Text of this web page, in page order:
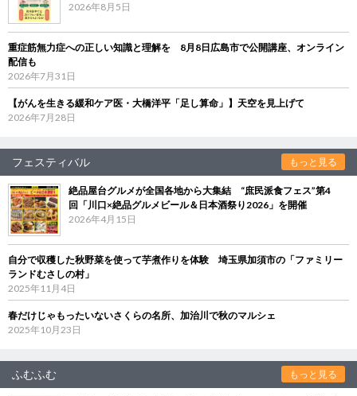
2026年8月5日
重症筋無力症への正しい知識と理解を 8月8日広島市で公開講座、オンライン
配信も
2026年7月31日
【がんを生きる緩和ケア医・大橋洋平「足し算命」】天空を見上げて
2026年7月28日
フェスティバル もっと見る
絶品屋台グルメが全国各地から大集結 “庶民派食フェス”第4
回「川口×絶品グルメビール＆日本酒祭り2026」を開催
2026年4月15日
自分で収穫した秋野菜を使って芋煮作りを体験 埼玉県加須市の「ファミリー
ランドむさしの村」
2025年11月4日
春だけじゃもったいないさくらの名所、加治川で秋のマルシェ
2025年10月23日
ふむふむ もっと見る